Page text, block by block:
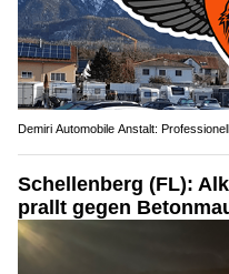
Demiri Automobile Anstalt:
Schellenberg (FL):
prallt gegen